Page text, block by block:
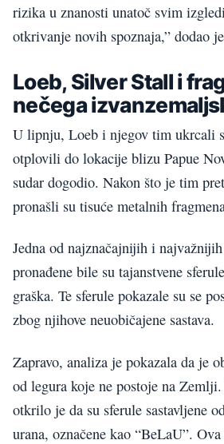
rizika u znanosti unatoč svim
otkrivanje novih spoznaja,” dodao
Loeb, Silver Stall i
nečega
U lipnju, Loeb i njegov tim ukrcali
otplovili do lokacije blizu Papue
sudar dogodio. Nakon što je tim
pronašli su tisuće metalnih
Jedna od najznačajnijih i
pronađene bile su tajanstvene
graška. Te sferule pokazale su se
zbog njihove neuobičajene sastava.
Zapravo, analiza je pokazala da je
od legura koje ne postoje na
otkrilo je da su sferule sastavljene
urana, označene kao “BeLaU”.